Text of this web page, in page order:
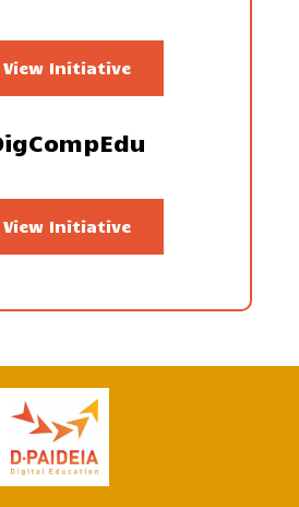
View Initiative
View Initiative